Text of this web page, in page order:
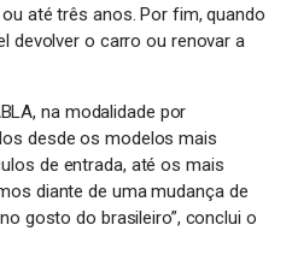
até três anos. Por fim, quando
devolver o carro ou renovar a
na modalidade por
desde os modelos mais
de entrada, até os mais
diante de uma mudança de
gosto do brasileiro”, conclui o